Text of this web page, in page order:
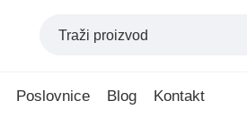
Poslovnice Blog Kontakt